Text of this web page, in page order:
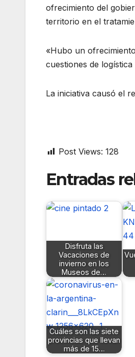
ofrecimiento del
territorio en el
«Hubo un
cuestiones de
La iniciativa causó el
Post Views: 128
Entradas
Disfruta las
Vacaciones de
invierno en los
Museos de…
Cuáles son las siete
provincias que llevan
más de 15…